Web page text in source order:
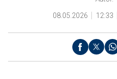
08.05.2026 12:33